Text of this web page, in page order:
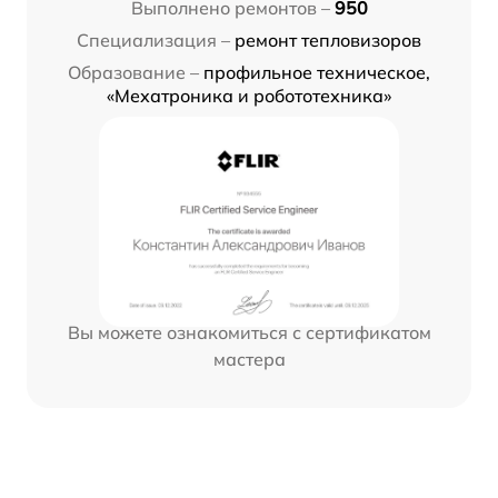
Выполнено ремонтов – 950
Специализация – ремонт тепловизоров
Образование – профильное техническое,
«Мехатроника и робототехника»
Вы можете ознакомиться с сертификатом
мастера